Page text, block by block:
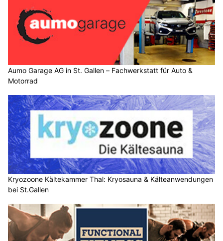
Aumo Garage AG in St. Gallen – Fachwerkstatt für Auto &
Motorrad
Kryozoone Kältekammer Thal: Kryosauna & Kälteanwendungen
bei St.Gallen